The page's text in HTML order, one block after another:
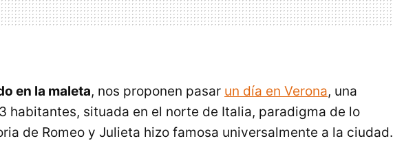
en la maleta, nos proponen pasar un día en Verona, una
habitantes, situada en el norte de Italia, paradigma de lo
de Romeo y Julieta hizo famosa universalmente a la ciudad.